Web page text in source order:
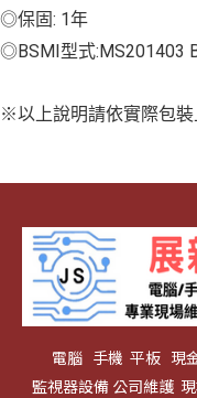
◎保固: 1年
◎BSMI型式:MS201403
※以上說明請依實際包裝
電腦 手機 平板 現金
監視器設備 公司維護